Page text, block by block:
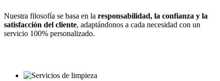
Nuestra filosofía se basa en la responsabilidad, la confianza y la
satisfacción del cliente, adaptándonos a cada necesidad con un
servicio 100% personalizado.